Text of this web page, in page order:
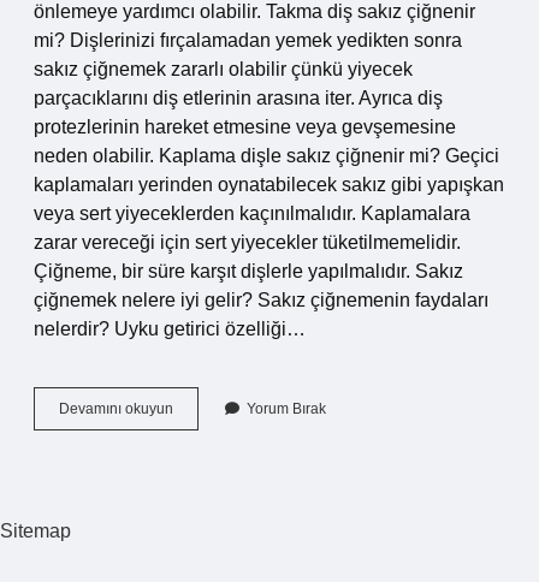
önlemeye yardımcı olabilir. Takma diş sakız çiğnenir
mi? Dişlerinizi fırçalamadan yemek yedikten sonra
sakız çiğnemek zararlı olabilir çünkü yiyecek
parçacıklarını diş etlerinin arasına iter. Ayrıca diş
protezlerinin hareket etmesine veya gevşemesine
neden olabilir. Kaplama dişle sakız çiğnenir mi? Geçici
kaplamaları yerinden oynatabilecek sakız gibi yapışkan
veya sert yiyeceklerden kaçınılmalıdır. Kaplamalara
zarar vereceği için sert yiyecekler tüketilmemelidir.
Çiğneme, bir süre karşıt dişlerle yapılmalıdır. Sakız
çiğnemek nelere iyi gelir? Sakız çiğnemenin faydaları
nelerdir? Uyku getirici özelliği…
Devamını okuyun
Çiğnemek
Yorum Bırak
Sitemap